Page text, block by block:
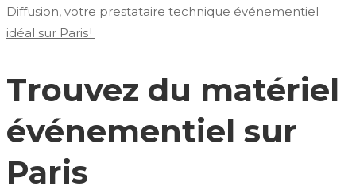
Diffusion, votre prestataire technique événementiel
idéal sur Paris !
Trouvez du matériel
événementiel sur
Paris